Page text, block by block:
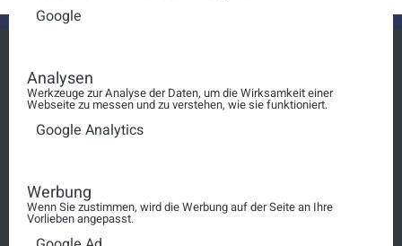
030 3080 90 10
AGB
Google
Analysen
Werkzeuge zur Analyse der Daten, um die Wirksamkeit einer
Webseite zu messen und zu verstehen, wie sie funktioniert.
Google Analytics
Werbung
Wenn Sie zustimmen, wird die Werbung auf der Seite an Ihre
Vorlieben angepasst.